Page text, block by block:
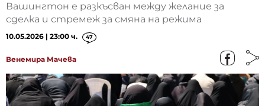
Вашингтон е разкъсван между желание за
сделка и стремеж за смяна на режима
10.05.2026 | 23:00 ч. 47
Венемира Мачева